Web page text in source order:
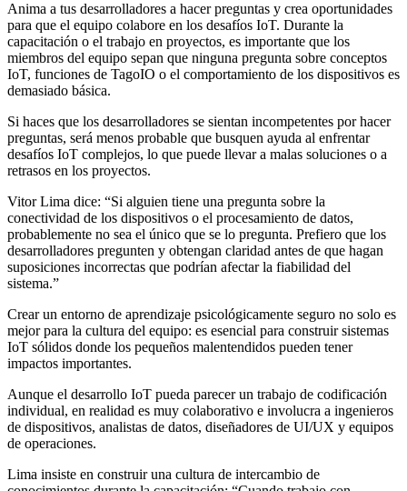
Anima a tus desarrolladores a hacer preguntas y crea oportunidades
para que el equipo colabore en los desafíos IoT. Durante la
capacitación o el trabajo en proyectos, es importante que los
miembros del equipo sepan que ninguna pregunta sobre conceptos
IoT, funciones de TagoIO o el comportamiento de los dispositivos es
demasiado básica.
Si haces que los desarrolladores se sientan incompetentes por hacer
preguntas, será menos probable que busquen ayuda al enfrentar
desafíos IoT complejos, lo que puede llevar a malas soluciones o a
retrasos en los proyectos.
Vitor Lima dice: “Si alguien tiene una pregunta sobre la
conectividad de los dispositivos o el procesamiento de datos,
probablemente no sea el único que se lo pregunta. Prefiero que los
desarrolladores pregunten y obtengan claridad antes de que hagan
suposiciones incorrectas que podrían afectar la fiabilidad del
sistema.”
Crear un entorno de aprendizaje psicológicamente seguro no solo es
mejor para la cultura del equipo: es esencial para construir sistemas
IoT sólidos donde los pequeños malentendidos pueden tener
impactos importantes.
Aunque el desarrollo IoT pueda parecer un trabajo de codificación
individual, en realidad es muy colaborativo e involucra a ingenieros
de dispositivos, analistas de datos, diseñadores de UI/UX y equipos
de operaciones.
Lima insiste en construir una cultura de intercambio de